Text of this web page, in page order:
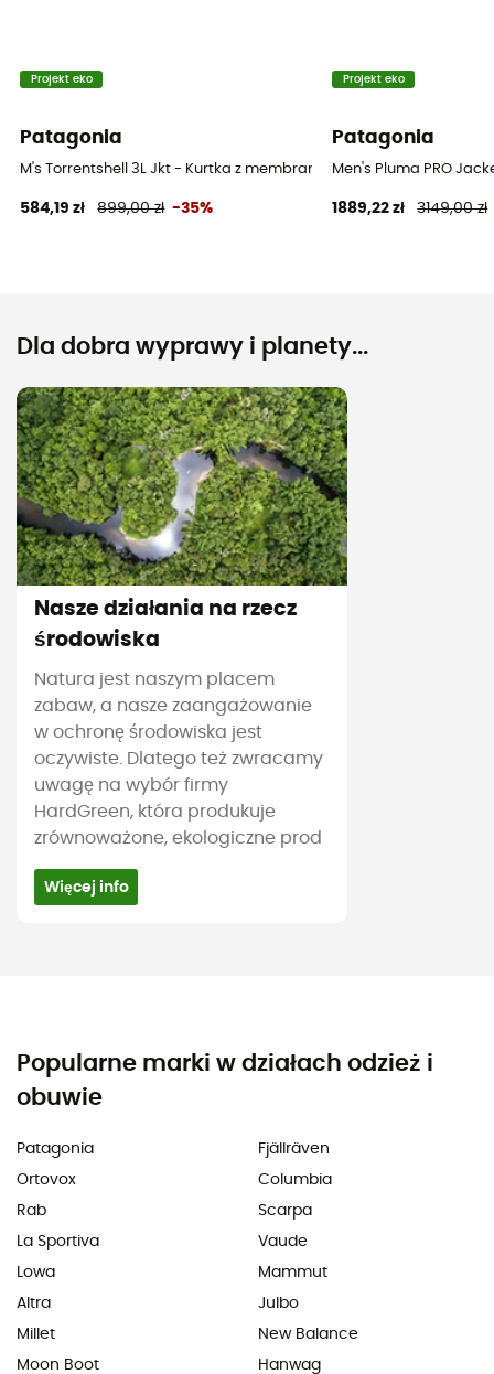
Projekt eko
Patagonia
M's Torrentshell 3L Jkt - Kurtka z membraną meska
584,19 zł 899,00 zł -35%
Projekt eko
Patagonia
Men's Pluma PRO
1889,22 zł 3149,00 zł
Dla dobra wyprawy i planety...
Nasze działania na rzecz
środowiska
Natura jest naszym placem
zabaw, a nasze zaangażowanie
w ochronę środowiska jest
oczywiste. Dlatego też zwracamy
uwagę na wybór firmy
HardGreen, która produkuje
zrównoważone, ekologiczne prod
Więcej info
Popularne marki w działach odzież i
obuwie
Patagonia
Ortovox
Rab
La Sportiva
Lowa
Altra
Millet
Moon Boot
Fjällräven
Columbia
Scarpa
Vaude
Mammut
Julbo
New Balance
Hanwag